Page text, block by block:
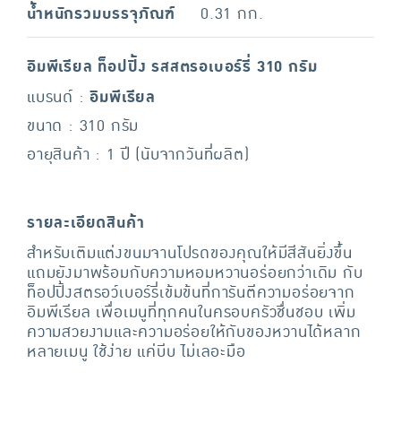
น้ำหนักรวมบรรจุภัณฑ์ 0.31 กก.
อิมพีเรียล ท็อปปิ้ง รสสตรอเบอร์รี่ 310 กรัม
แบรนด์ :อิมพีเรียล
ขนาด : 310 กรัม
อายุสินค้า : 1 ปี (นับจากวันที่ผลิต)
รายละเอียดสินค้า
สำหรับเติมแต่งขนมจานโปรดของคุณให้มีสีสันยิ่งขึ้น
แถมยังมาพร้อมกับความหอมหวานอร่อยกว่าเดิม กับ
ท็อปปิ้งสตรอว์เบอร์รี่เข้มข้นที่การันตีความอร่อยจาก
อิมพีเรียล เพื่อเมนูที่ทุกคนในครอบครัวชื่นชอบ เพิ่ม
ความสวยงามและความอร่อยให้กับของหวานได้หลาก
หลายเมนู ใช้ง่าย แค่บีบ ไม่เลอะมือ